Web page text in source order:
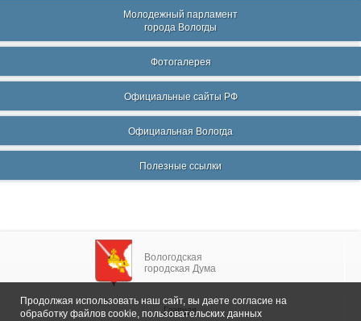
Молодежный парламент
города Вологды
Фотогалерея
Официальные сайты РФ
Официальная Вологда
Полезные ссылки
Вологодская
городская Дума
Главная
Продолжая использовать наш сайт, вы даете согласие на
обработку файлов cookie, пользовательских данных